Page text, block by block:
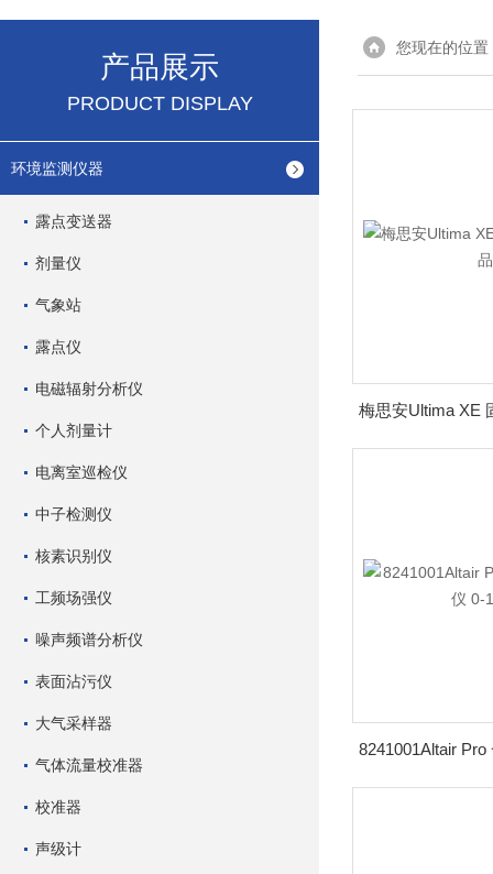
产品展示
PRODUCT DISPLAY
环境监测仪器
露点变送器
剂量仪
气象站
露点仪
电磁辐射分析仪
个人剂量计
电离室巡检仪
中子检测仪
核素识别仪
工频场强仪
噪声频谱分析仪
表面沾污仪
大气采样器
气体流量校准器
校准器
声级计
您现在的位置